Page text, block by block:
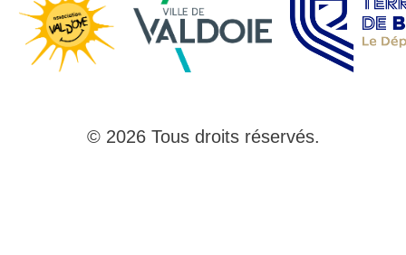
© 2026 Tous droits réservés.